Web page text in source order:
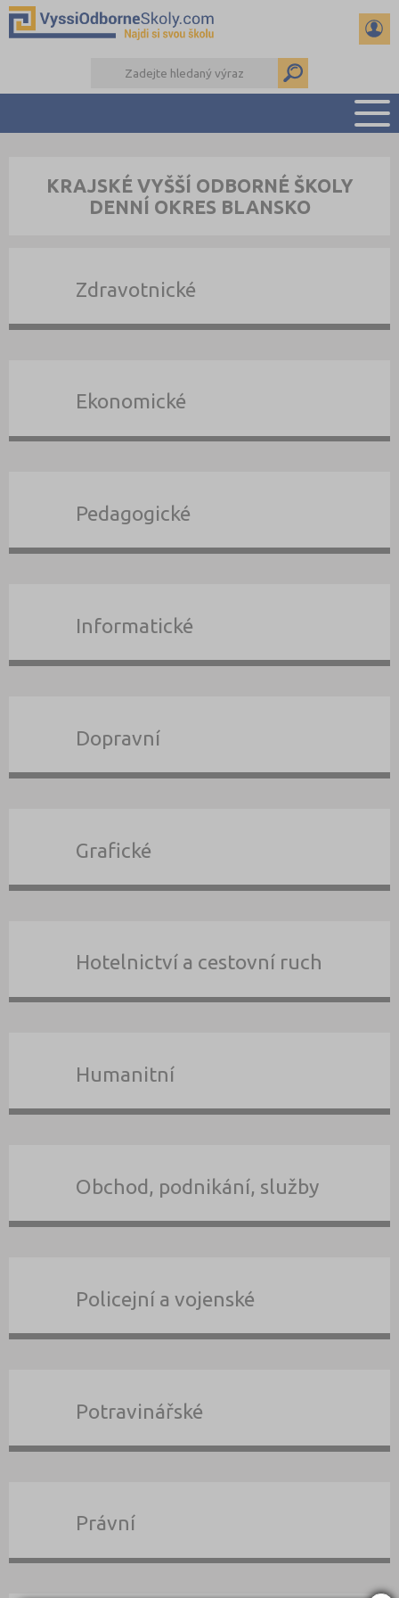
PŘÍPRAVA NA PŘIJÍMAČKY
KALENDÁŘ AKCÍ
KRAJSKÉ VYŠŠÍ ODBORNÉ ŠKOLY
DENNÍ OKRES BLANSKO
Zdravotnické
Ekonomické
Pedagogické
Informatické
Dopravní
Grafické
Hotelnictví a cestovní ruch
Humanitní
Obchod, podnikání, služby
Policejní a vojenské
Potravinářské
Právní